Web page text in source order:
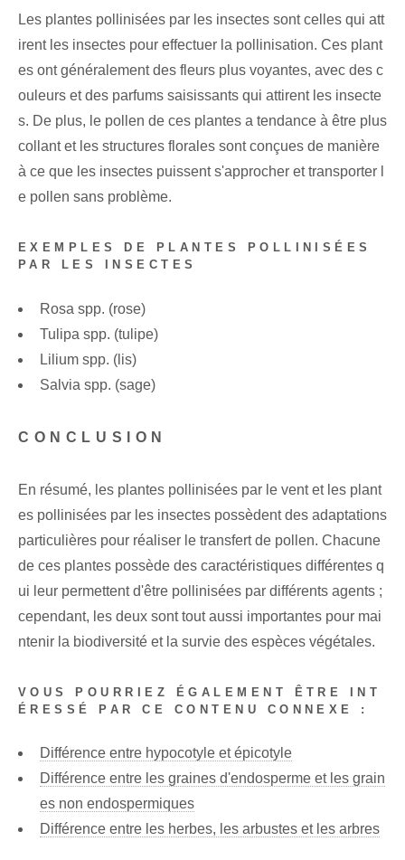
Les plantes pollinisées par les insectes sont celles qui att
irent les insectes pour effectuer la pollinisation. Ces plant
es ont généralement des fleurs plus voyantes, avec des c
ouleurs et des parfums saisissants qui attirent les insecte
s. De plus, le pollen de ces plantes a tendance à être plus
collant et les structures florales sont conçues de manière
à ce que les insectes puissent s'approcher et transporter l
e pollen sans problème.
EXEMPLES DE PLANTES POLLINISÉES
PAR LES INSECTES
Rosa spp. (rose)
Tulipa spp. (tulipe)
Lilium spp. (lis)
Salvia spp. (sage)
CONCLUSION
En résumé, les plantes pollinisées par le vent et les plant
es pollinisées par les insectes possèdent des adaptations
particulières pour réaliser le transfert de pollen. Chacune
de ces plantes possède des caractéristiques différentes q
ui leur permettent d'être pollinisées par différents agents ;
cependant, les deux sont tout aussi importantes pour mai
ntenir la biodiversité et la survie des espèces végétales.
VOUS POURRIEZ ÉGALEMENT ÊTRE INT
ÉRESSÉ PAR CE CONTENU CONNEXE :
Différence entre hypocotyle et épicotyle
Différence entre les graines d'endosperme et les grain
es non endospermiques
Différence entre les herbes, les arbustes et les arbres